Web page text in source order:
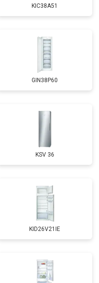
KIC38A51
GIN38P60
KSV 36
KID26V21IE